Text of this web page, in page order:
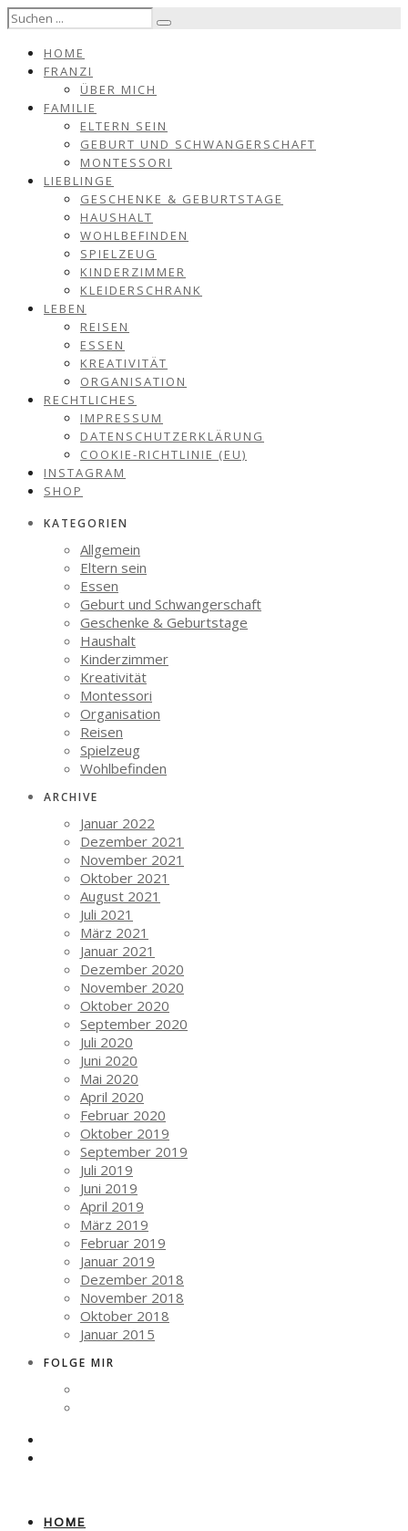
HOME
FRANZI
ÜBER MICH
FAMILIE
ELTERN SEIN
GEBURT UND SCHWANGERSCHAFT
MONTESSORI
LIEBLINGE
GESCHENKE & GEBURTSTAGE
HAUSHALT
WOHLBEFINDEN
SPIELZEUG
KINDERZIMMER
KLEIDERSCHRANK
LEBEN
REISEN
ESSEN
KREATIVITÄT
ORGANISATION
RECHTLICHES
IMPRESSUM
DATENSCHUTZERKLÄRUNG
COOKIE-RICHTLINIE (EU)
INSTAGRAM
SHOP
KATEGORIEN
Allgemein
Eltern sein
Essen
Geburt und Schwangerschaft
Geschenke & Geburtstage
Haushalt
Kinderzimmer
Kreativität
Montessori
Organisation
Reisen
Spielzeug
Wohlbefinden
ARCHIVE
Januar 2022
Dezember 2021
November 2021
Oktober 2021
August 2021
Juli 2021
März 2021
Januar 2021
Dezember 2020
November 2020
Oktober 2020
September 2020
Juli 2020
Juni 2020
Mai 2020
April 2020
Februar 2020
Oktober 2019
September 2019
Juli 2019
Juni 2019
April 2019
März 2019
Februar 2019
Januar 2019
Dezember 2018
November 2018
Oktober 2018
Januar 2015
FOLGE MIR
HOME